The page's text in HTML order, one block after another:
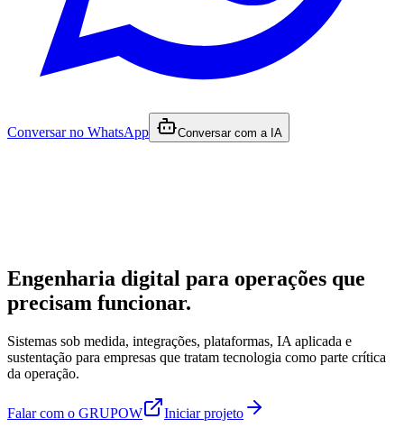
Conversar no WhatsApp Conversar com a IA
Engenharia digital para operações que
precisam funcionar.
Sistemas sob medida, integrações, plataformas, IA aplicada e
sustentação para empresas que tratam tecnologia como parte crítica
da operação.
Falar com o GRUPOW Iniciar projeto